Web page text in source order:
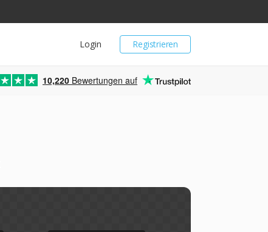
Registrieren
Login
10,220 Bewertungen auf